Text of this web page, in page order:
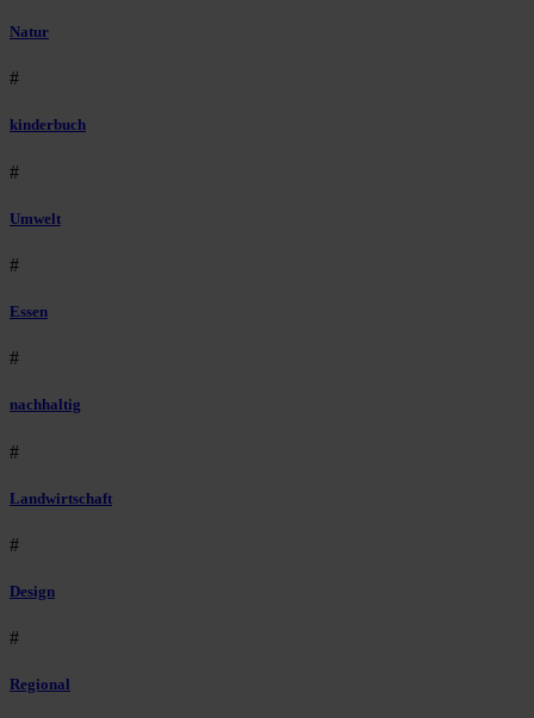
Natur
#
kinderbuch
#
Umwelt
#
Essen
#
nachhaltig
#
Landwirtschaft
#
Design
#
Regional